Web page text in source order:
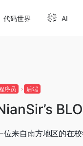
代码世界 AI
序员 后端
位来自南方地区的在